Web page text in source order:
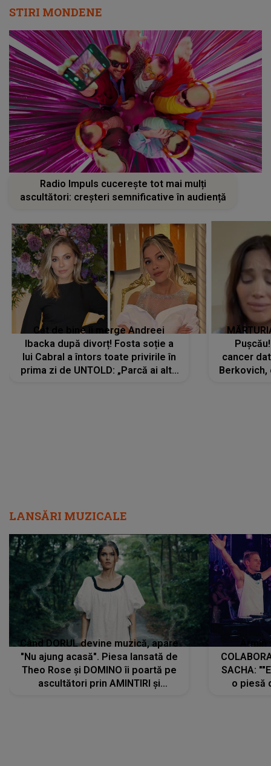
STIRI MONDENE
Radio Impuls cucerește tot mai mulți
ascultători: creșteri semnificative în audiență
Cât de bine îi merge Andreei
Ibacka după divorț! Fosta soție a
lui Cabral a întors toate privirile în
prima zi de UNTOLD: „Parcă ai altă
cancer
Berkovich,
LANSĂRI MUZICALE
Când DORUL devine muzică, apare
"Nu ajung acasă". Piesa lansată de
Theo Rose și DOMINO îi poartă pe
ascultători prin AMINTIRI și
SACHA:
o piesă